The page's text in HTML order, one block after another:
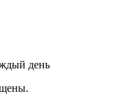
день